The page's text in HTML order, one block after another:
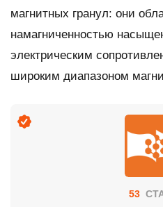
магнитных гранул: они
намагниченностью
электрическим
широким диапазоном
53